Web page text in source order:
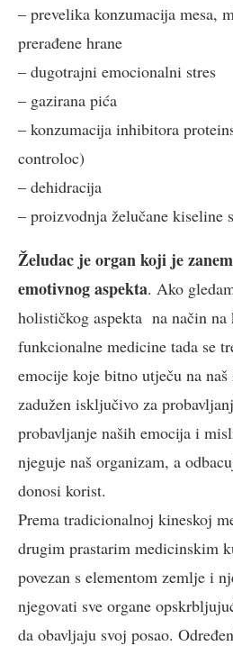
– prevelika konzumacija mesa,
prerađene hrane
– dugotrajni emocionalni stres
– gazirana pića
– konzumacija inhibitora
controloc)
– dehidracija
– proizvodnja želučane kiseline
Želudac je organ koji je
emotivnog aspekta. Ako
holističkog aspekta na način
funkcionalne medicine tada se
emocije koje bitno utječu na
zadužen isključivo za
probavljanje naših emocija i
njeguje naš organizam, a
donosi korist.
Prema tradicionalnoj kineskoj
drugim prastarim medicinskim
povezan s elementom zemlje i
njegovati sve organe
da obavljaju svoj posao.